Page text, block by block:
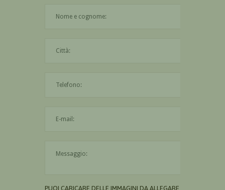
PUOI CARICARE DELLE IMMAGINI DA ALLEGARE AL